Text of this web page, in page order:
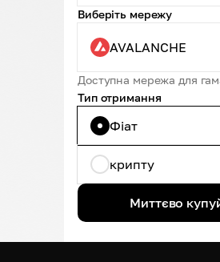
Виберіть мережу
AVALANCHE
Доступна мережа для
Тип отримання
Фіат
крипту
Миттєво